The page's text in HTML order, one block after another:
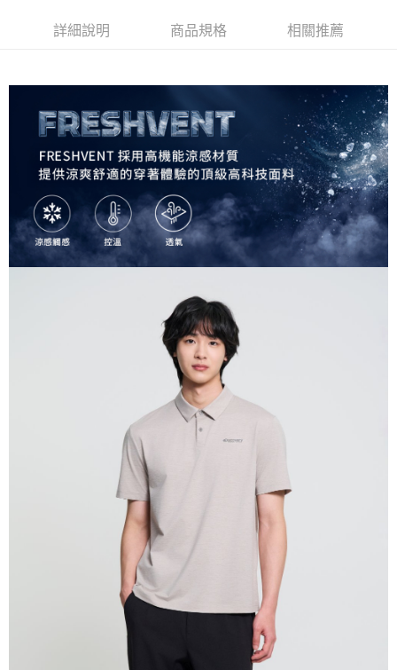
每筆NT$60，滿NT$990(含以上)免運費
每筆NT$80，滿NT$990(含以上)免運費
詳細說明 商品規格 相關推薦